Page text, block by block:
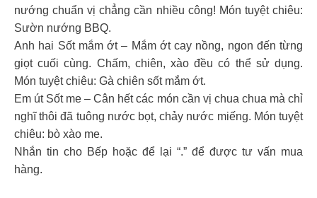
nướng chuẩn vị chẳng cần nhiều công! Món tuyệt chiêu:
Sườn nướng BBQ.
Anh hai Sốt mắm ớt – Mắm ớt cay nồng, ngon đến từng
giọt cuối cùng. Chấm, chiên, xào đều có thể sử dụng.
Món tuyệt chiêu: Gà chiên sốt mắm ớt.
Em út Sốt me – Cân hết các món cần vị chua chua mà chỉ
nghĩ thôi đã tuông nước bọt, chảy nước miếng. Món tuyệt
chiêu: bò xào me.
Nhắn tin cho Bếp hoặc để lại “.” để được tư vấn mua
hàng.